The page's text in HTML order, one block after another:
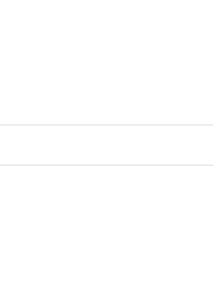
na Macu